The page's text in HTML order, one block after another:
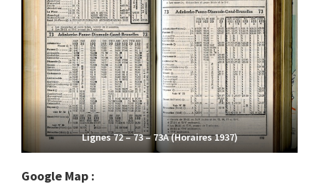
Lignes 72 – 73 – 73A (Horaires 1937)
Google Map :